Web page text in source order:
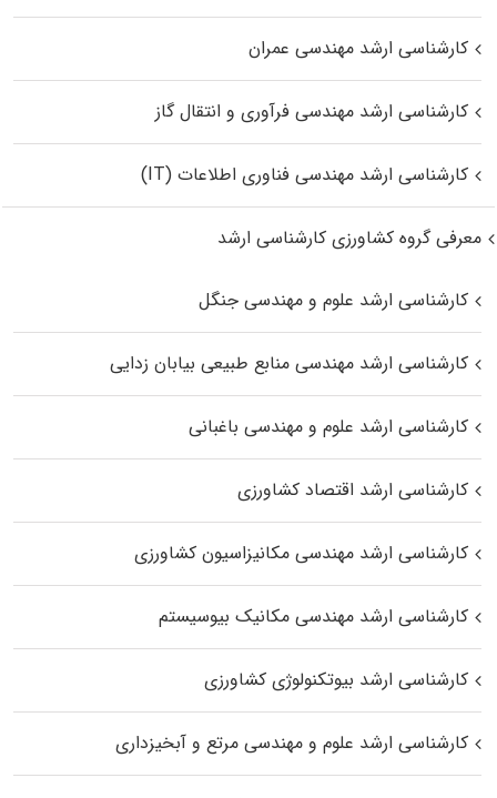
کارشناسی ارشد مهندسی عمران
کارشناسی ارشد مهندسی فرآوری و انتقال گاز
کارشناسی ارشد مهندسی فناوری اطلاعات (IT)
معرفی گروه کشاورزی کارشناسی ارشد
کارشناسی ارشد علوم و مهندسی جنگل
کارشناسی ارشد مهندسی منابع طبیعی بیابان زدایی
کارشناسی ارشد علوم و مهندسی باغبانی
کارشناسی ارشد اقتصاد کشاورزی
کارشناسی ارشد مهندسی مکانیزاسیون کشاورزی
کارشناسی ارشد مهندسی مکانیک بیوسیستم
کارشناسی ارشد بیوتکنولوژی کشاورزی
کارشناسی ارشد علوم و مهندسی مرتع و آبخیزداری